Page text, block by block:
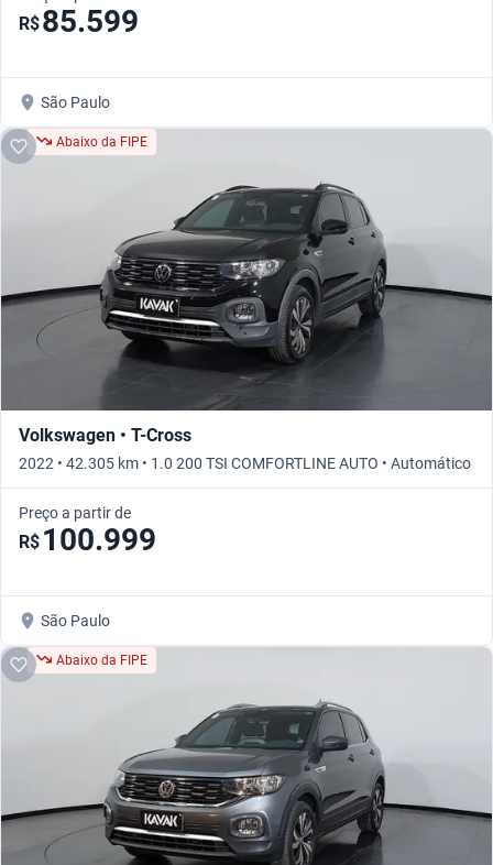
R$85.599
São Paulo
Abaixo da FIPE
Volkswagen • T-Cross
2022 • 42.305 km • 1.0 200 TSI COMFORTLINE AUTO • Automático
Preço a partir de
R$ 100.999
São Paulo
Abaixo da FIPE